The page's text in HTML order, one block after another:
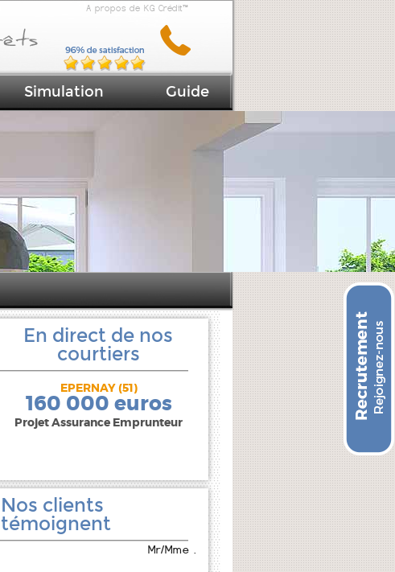
En direct de nos
courtiers
EPERNAY (51)
160 000 euros
Projet Assurance Emprunteur
240 000 euros
Nos clients
témoignent
Mr/Mme .
A propos de KG Crédit™
Simulation Guide